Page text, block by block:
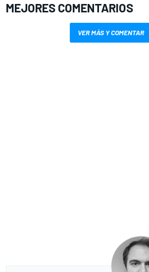
MEJORES COMENTARIOS
VER MÁS Y COMENTAR